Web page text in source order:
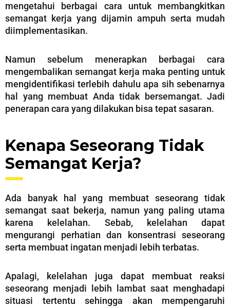
mengetahui berbagai cara untuk membangkitkan
semangat kerja yang dijamin ampuh serta mudah
diimplementasikan.
Namun sebelum menerapkan berbagai cara
mengembalikan semangat kerja maka penting untuk
mengidentifikasi terlebih dahulu apa sih sebenarnya
hal yang membuat Anda tidak bersemangat. Jadi
penerapan cara yang dilakukan bisa tepat sasaran.
Kenapa Seseorang Tidak
Semangat Kerja?
Ada banyak hal yang membuat seseorang tidak
semangat saat bekerja, namun yang paling utama
karena kelelahan. Sebab, kelelahan dapat
mengurangi perhatian dan konsentrasi seseorang
serta membuat ingatan menjadi lebih terbatas.
Apalagi, kelelahan juga dapat membuat reaksi
seseorang menjadi lebih lambat saat menghadapi
situasi tertentu sehingga akan mempengaruhi